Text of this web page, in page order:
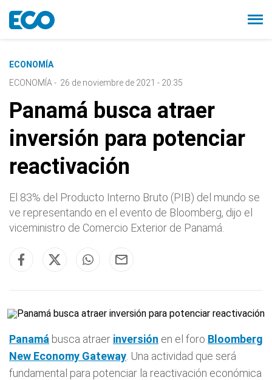
ECONOMÍA
ECONOMÍA - 26 de noviembre de 2021 - 20:35
Panamá busca atraer
inversión para potenciar
reactivación
El 83% del Producto Interno Bruto (PIB) del mundo se
ve representando en el evento de Bloomberg, dijo el
viceministro de Comercio Exterior de Panamá.
Panamá busca atraer inversión en el foro Bloomberg
New Economy Gateway . Una actividad que será
fundamental para potenciar la reactivación económica